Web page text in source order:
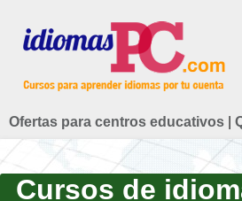
Ofertas para centros educativos
Cursos de